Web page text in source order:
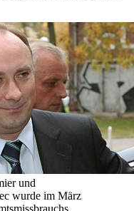
und
wurde im März